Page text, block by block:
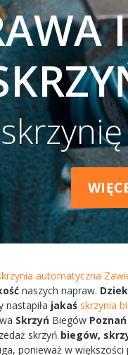
automatyczna
naszych napraw.
nastapiła jakaś skrzynia
Skrzyń Biegów Poznań
skrzyń biegów,
ponieważ w większości